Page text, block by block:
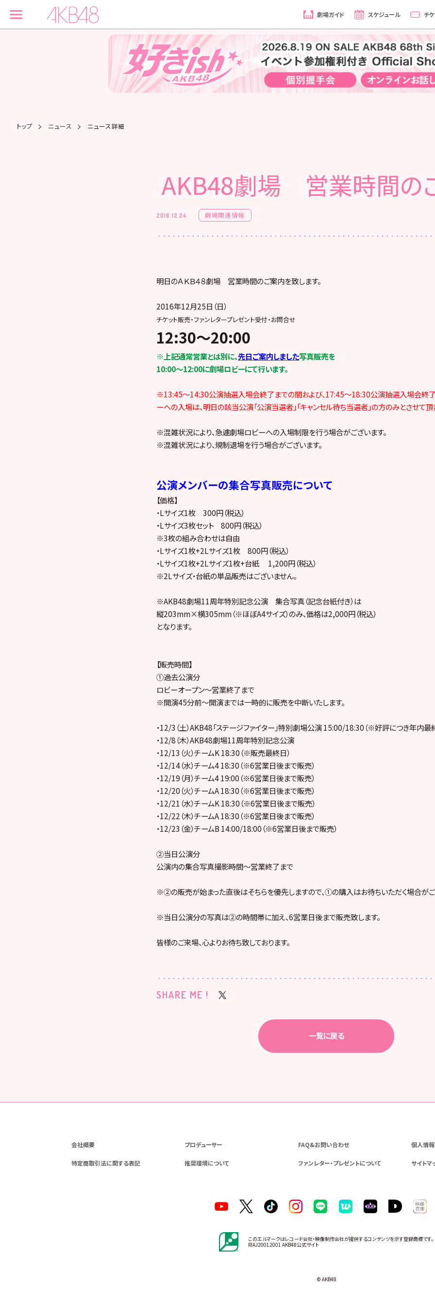
劇場ガイド スケジュール チ
トップ ニュース ニュース詳細
AKB48劇場 営業時間の
2016.12.24 劇場関連情報
明日のＡＫＢ４８劇場 営業時間のご案内を致します。
2016年12月25日（日）
チケット販売・ファンレタープレゼント受付・お問合せ
12:30～20:00
※上記通常営業とは別に、先日ご案内しました写真販売を
10:00～12:00に劇場ロビーにて行います。
※13:45～14:30公演抽選入場会終了までの間および、17:45～18:30公演抽選入場会終了
ーへの入場は、明日の該当公演「公演当選者」「キャンセル待ち当選者」の方のみとさせて頂
※混雑状況により、急遽劇場ロビーへの入場制限を行う場合がございます。
※混雑状況により、規制退場を行う場合がございます。
公演メンバーの集合写真販売について
【価格】
・Lサイズ1枚 300円（税込）
・Lサイズ3枚セット 800円（税込）
※3枚の組み合わせは自由
・Lサイズ1枚+2Lサイズ1枚 800円（税込）
・Lサイズ1枚+2Lサイズ1枚+台紙 1,200円（税込）
※2Lサイズ・台紙の単品販売はございません。
※AKB48劇場11周年特別記念公演 集合写真（記念台紙付き）は
縦203mm×横305mm（※ほぼA4サイズ）のみ、価格は2,000円（税込）
となります。
【販売時間】
①過去公演分
ロビーオープン～営業終了まで
※開演45分前～開演までは一時的に販売を中断いたします。
・12/3（土）AKB48「ステージファイター」特別劇場公演 15:00/18:30（※好評につき年内最
・12/8（木）AKB48劇場11周年特別記念公演
・12/13（火）チームK 18:30（※販売最終日）
・12/14（水）チーム4 18:30（※6営業日後まで販売）
・12/19（月）チーム4 19:00（※6営業日後まで販売）
・12/20（火）チームA 18:30（※6営業日後まで販売）
・12/21（水）チームK 18:30（※6営業日後まで販売）
・12/22（木）チームA 18:30（※6営業日後まで販売）
・12/23（金）チームB 14:00/18:00（※6営業日後まで販売）
②当日公演分
公演内の集合写真撮影時間～営業終了まで
※②の販売が始まった直後はそちらを優先しますので、①の購入はお待ちいただく場合がご
※当日公演分の写真は②の時間帯に加え、6営業日後まで販売致します。
皆様のご来場、心よりお待ち致しております。
SHARE ME !
一覧に戻る
会社概要 プロデューサー FAQ&お問い合わせ 個人情
特定商取引法に関する表記 推奨環境について ファンレター・プレゼントについて サイトマ
このエルマークはレコード会社・映像制作会社が提供するコンテンツを示す登録商標です。
RIAJ20012001 AKB48公式サイト
© AKB48